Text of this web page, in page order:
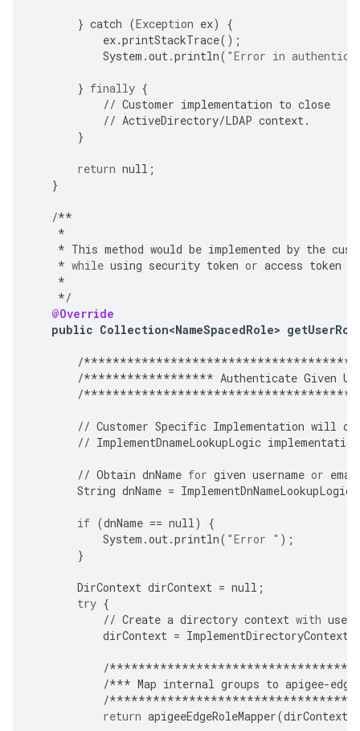
} catch (Exception ex)
{
ex.printStackTrace();
System .out.println( "Error in
} finally {
// Customer implementation to close
// ActiveDirectory/LDAP context.
}
return null ;
}
/**
*
* This method would be implemented by the
* while using security token or access token
*
*/
@Override
public Collection<NameSpacedRole>
/
/****************** Authenticate Given
/
// Customer Specific Implementation will
// ImplementDnameLookupLogic implementation
// Obtain dnName for given username or
String dnName = ImplementDnNameLookupLogic
if (dnName == null)
{
System .out.println( "Error " );
}
DirContext dirContext = null ;
try {
// Create a directory context with
dirContext =
/
/*** Map internal groups to apigee-edge
/
return apigeeEdgeRoleMapper(dirContext